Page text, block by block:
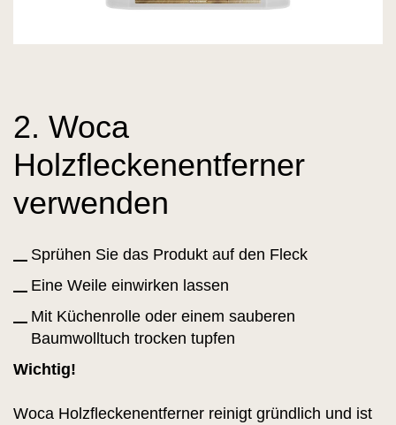
2. Woca
Holzfleckenentferner
verwenden
Sprühen Sie das Produkt auf den Fleck
Eine Weile einwirken lassen
Mit Küchenrolle oder einem sauberen
Baumwolltuch trocken tupfen
Wichtig!
Woca Holzfleckenentferner reinigt gründlich und ist